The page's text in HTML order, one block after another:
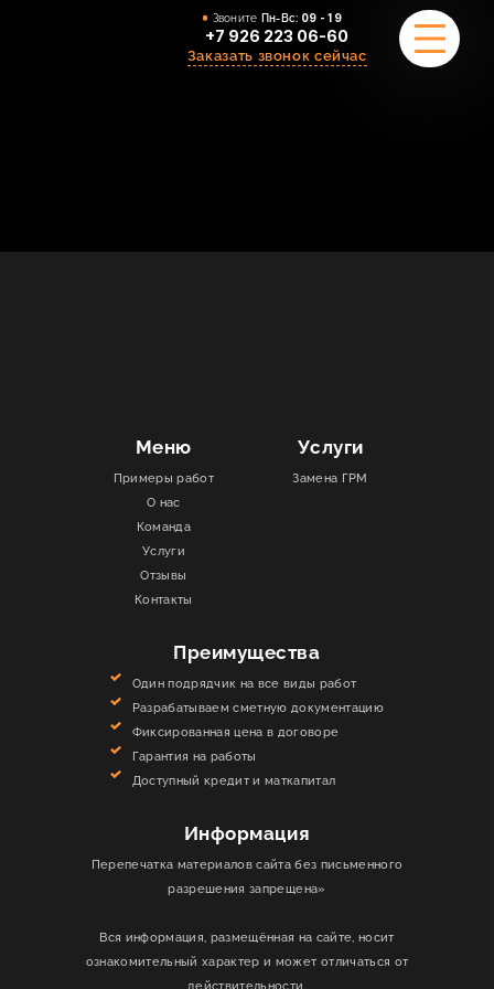
Звоните Пн-Вс: 09 - 19
+7 926 223 06-60
Заказать звонок сейчас
КОНТАКТЫМеню
Примеры работ
О нас
Команда
Услуги
Отзывы
Контакты
Услуги
Замена ГРМ
Преимущества
Один подрядчик на все виды работ
Разрабатываем сметную документацию
Фиксированная цена в договоре
Гарантия на работы
Доступный кредит и маткапитал
Информация
Перепечатка материалов сайта без письменного
разрешения запрещена»
Вся информация, размещённая на сайте, носит
ознакомительный характер и может отличаться от
действительности.